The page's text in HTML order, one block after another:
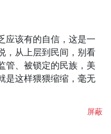
应该有的自信，这是一
，从上层到民间，别看
管、被锁定的民族，美
是这样猥猥缩缩，毫无
屏蔽